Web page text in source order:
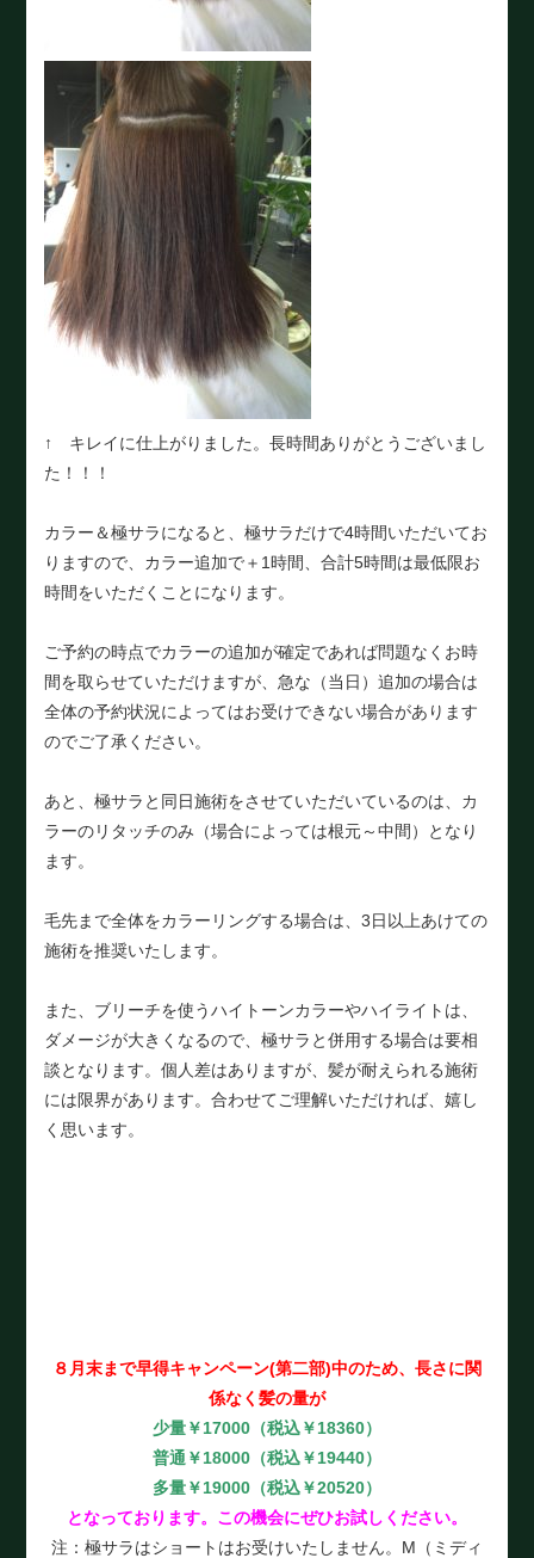
↑ キレイに仕上がりました。長時間ありがとうございまし
た！！！
カラー＆極サラになると、極サラだけで4時間いただいてお
りますので、カラー追加で＋1時間、合計5時間は最低限お
時間をいただくことになります。
ご予約の時点でカラーの追加が確定であれば問題なくお時
間を取らせていただけますが、急な（当日）追加の場合は
全体の予約状況によってはお受けできない場合があります
のでご了承ください。
あと、極サラと同日施術をさせていただいているのは、カ
ラーのリタッチのみ（場合によっては根元～中間）となり
ます。
毛先まで全体をカラーリングする場合は、3日以上あけての
施術を推奨いたします。
また、ブリーチを使うハイトーンカラーやハイライトは、
ダメージが大きくなるので、極サラと併用する場合は要相
談となります。個人差はありますが、髪が耐えられる施術
には限界があります。合わせてご理解いただければ、嬉し
く思います。
８月末まで早得キャンペーン(第二部)中のため、長さに関
係なく髪の量が
少量￥17000（税込￥18360）
普通￥18000（税込￥19440）
多量￥19000（税込￥20520）
となっております。この機会にぜひお試しください。
注：極サラはショートはお受けいたしません。M（ミディ